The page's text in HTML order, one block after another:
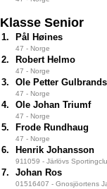
Klasse Senior
1. Pål Høines
47 - Norge
2. Robert Helmo
47 - Norge
3. Ole Petter
47 - Norge
4. Ole Johan Triumf
47 - Norge
5. Frode Rundhaug
47 - Norge
6. Henrik Johansson
911059 - Järlövs
7. Johan Ros
01516407 - Gnosjöortens